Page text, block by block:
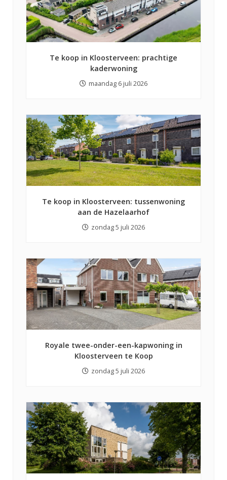
Te koop in Kloosterveen: prachtige
kaderwoning
maandag 6 juli 2026
Te koop in Kloosterveen: tussenwoning
aan de Hazelaarhof
zondag 5 juli 2026
Royale twee-onder-een-kapwoning in
Kloosterveen te Koop
zondag 5 juli 2026